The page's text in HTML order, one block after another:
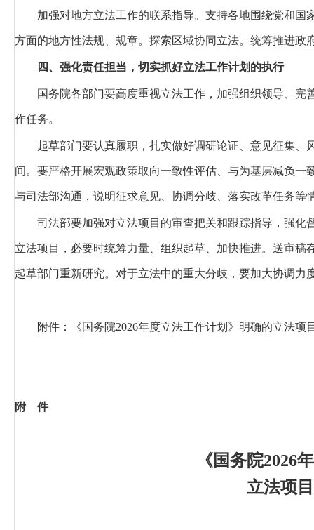
加强对地方立法工作的联系指导。 支持各地围绕党和国
方面的地方性法规、规章。探索区域协同立法。统筹推进
四、强化责任担当，切实抓好立法工作计划的执行
国务院各部门要高度重视立法工作，加强组织领导、
作任务。
起草部门要认真履职，扎实做好调研论证、意见征集
间。要严格开展宏观政策取向一致性评估、与为基层减负
与司法部沟通，说明征求意见、协调分歧、落实改革任务等
司法部要加强对立法项目的审查把关和跟踪指导，强
立法项目，必要时统筹力量、组织起草、加快推进。送审
起草部门重新研究。对于立法中的重大分歧，要加大协调力
附件：《国务院2026年度立法工作计划》明确的立法项
附 件
《国务院2026
立法项